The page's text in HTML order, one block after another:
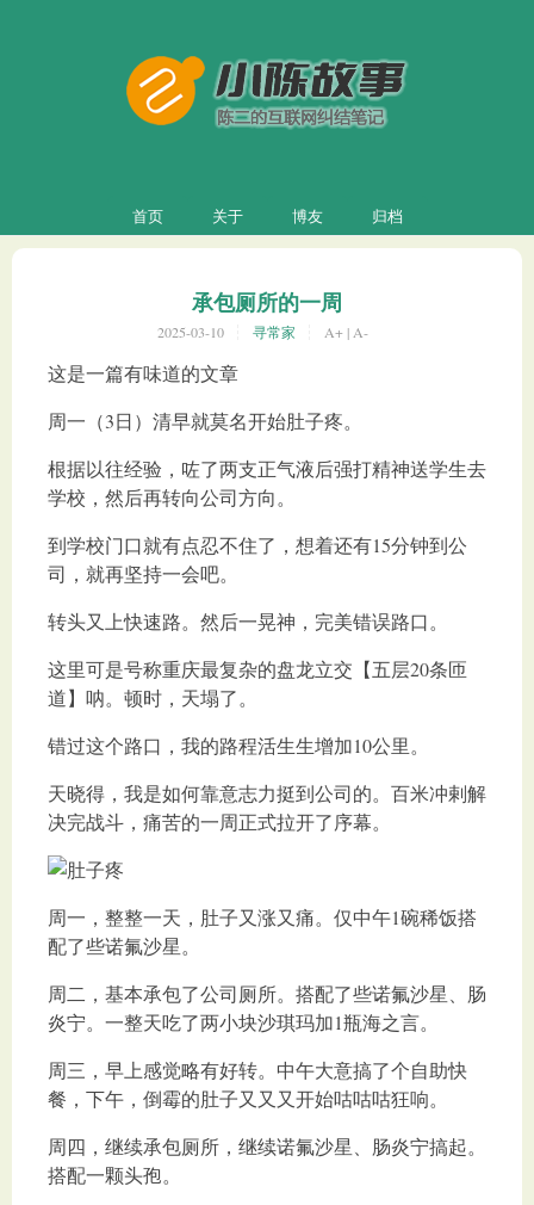
首页 关于 博友 归档
承包厕所的一周
2025-03-10 寻常家 A+ |A-
这是一篇有味道的文章
周一（3日）清早就莫名开始肚子疼。
根据以往经验，咗了两支正气液后强打精神送学生去
学校，然后再转向公司方向。
到学校门口就有点忍不住了，想着还有15分钟到公
司，就再坚持一会吧。
转头又上快速路。然后一晃神，完美错误路口。
这里可是号称重庆最复杂的盘龙立交【五层20条匝
道】呐。顿时，天塌了。
错过这个路口，我的路程活生生增加10公里。
天晓得，我是如何靠意志力挺到公司的。百米冲剌解
决完战斗，痛苦的一周正式拉开了序幕。
周一，整整一天，肚子又涨又痛。仅中午1碗稀饭搭
配了些诺氟沙星。
周二，基本承包了公司厕所。搭配了些诺氟沙星、肠
炎宁。一整天吃了两小块沙琪玛加1瓶海之言。
周三，早上感觉略有好转。中午大意搞了个自助快
餐，下午，倒霉的肚子又又又开始咕咕咕狂响。
周四，继续承包厕所，继续诺氟沙星、肠炎宁搞起。
搭配一颗头孢。